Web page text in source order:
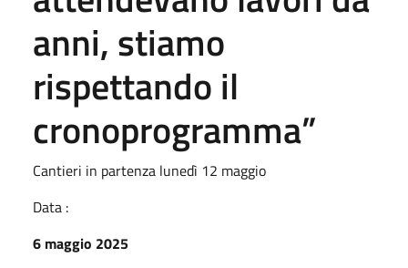
anni, stiamo
rispettando il
cronoprogramma”
Cantieri in partenza lunedì 12 maggio
Data :
6 maggio 2025